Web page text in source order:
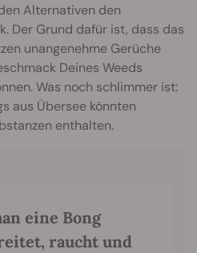
Alternativen den
Der Grund dafür ist, dass das
unangenehme Gerüche
Deines Weeds
Was noch schlimmer ist:
aus Übersee könnten
enthalten.
eine Bong
raucht und